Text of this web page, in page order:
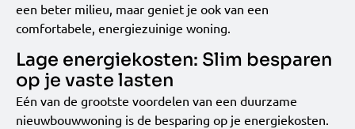
een beter milieu, maar geniet je ook van een
comfortabele, energiezuinige woning.
Lage energiekosten: Slim besparen
op je vaste lasten
Eén van de grootste voordelen van een duurzame
nieuwbouwwoning is de besparing op je energiekosten.